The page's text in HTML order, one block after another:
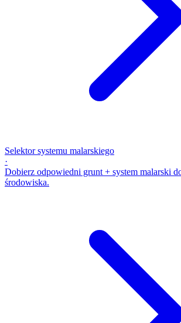
Selektor systemu malarskiego
·
Dobierz odpowiedni grunt + system malarski
środowiska.